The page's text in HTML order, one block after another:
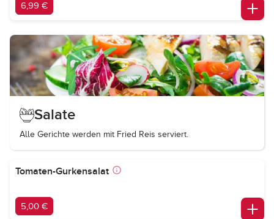
6,99 €
Salate
Alle Gerichte werden mit Fried Reis serviert.
Tomaten-Gurkensalat
5,00 €